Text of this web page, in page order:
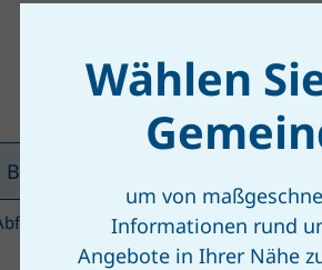
Bitte wählen
für
Wählen
um von
Informationen rund
Angebote in Ihrer Nähe